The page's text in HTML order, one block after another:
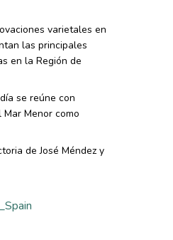
varietales en
las principales
en la Región de
se reúne con
Menor como
de José Méndez y